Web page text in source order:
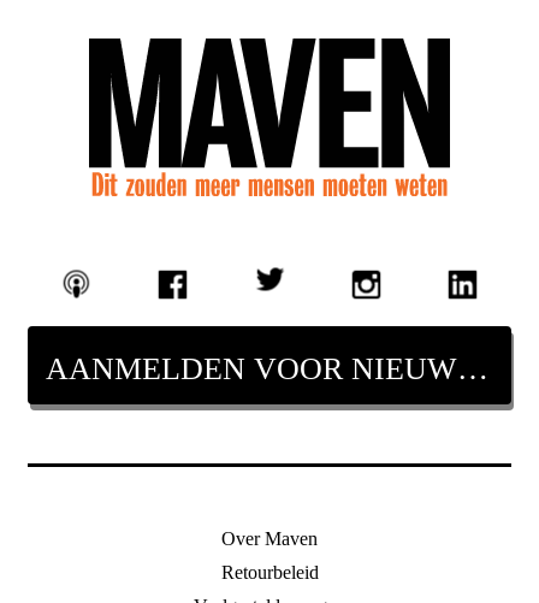
AANMELDEN VOOR NIEUWSBRIEF
Over Maven
Retourbeleid